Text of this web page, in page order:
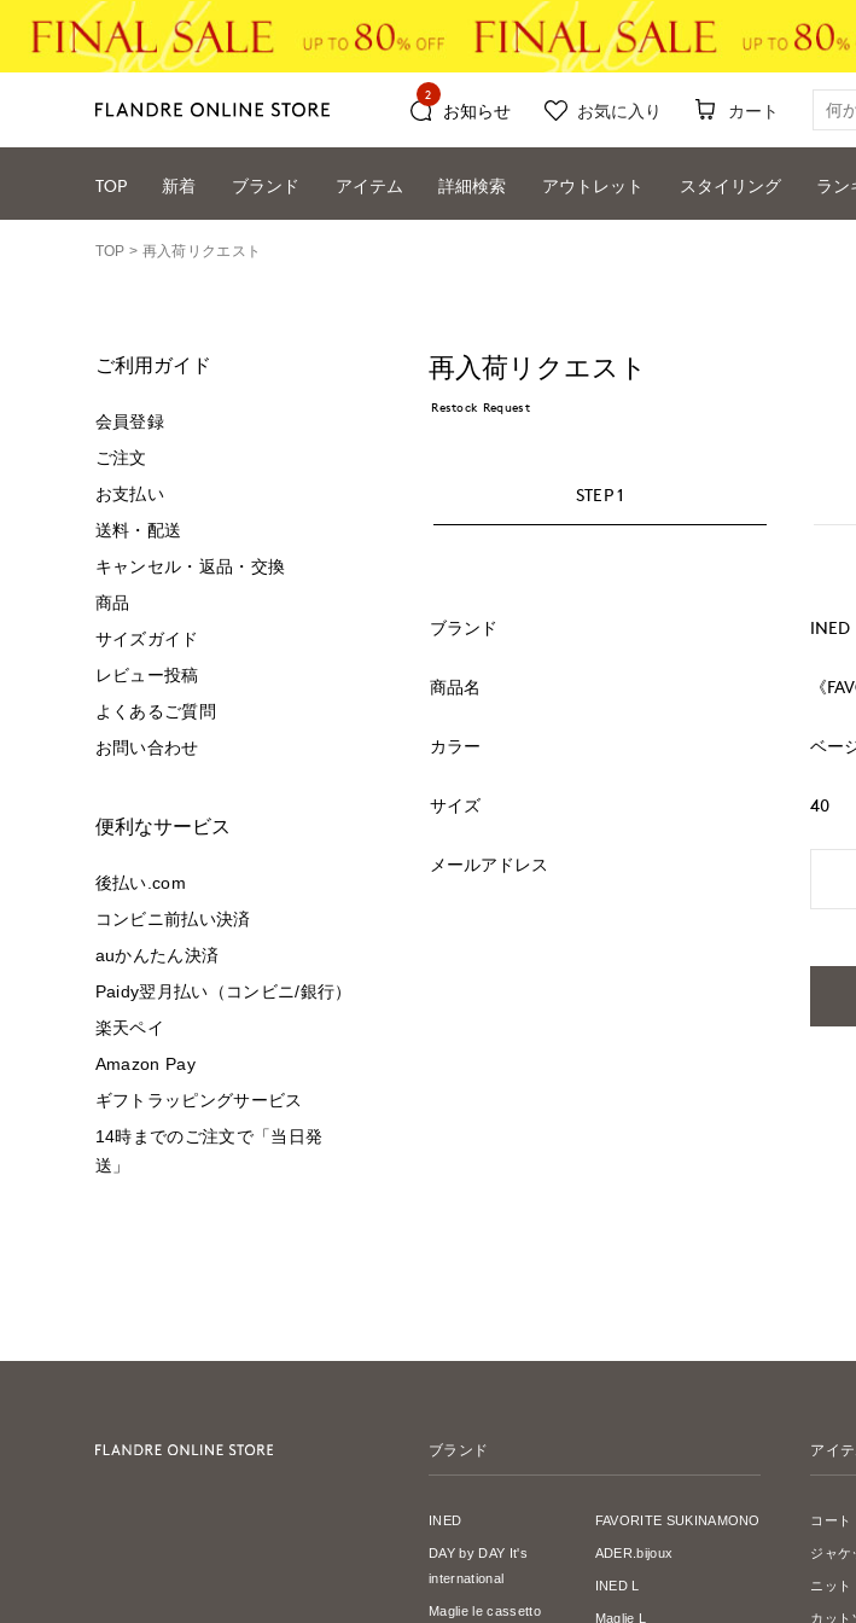
お知らせ
2
お気に入り カート
TOP 新着 ブランド アイテム 詳細検索 アウトレット スタイリング ラン
TOP 再入荷リクエスト
再入荷リクエスト
Restock Request
STEP 1
ブランド INED
商品名 《
カラー ベー
サイズ 40
メールアドレス
ご利用ガイド
会員登録
ご注文
お支払い
送料・配送
キャンセル・返品・交換
商品
サイズガイド
レビュー投稿
よくあるご質問
お問い合わせ
便利なサービス
後払い.com
コンビニ前払い決済
auかんたん決済
Paidy翌月払い（コンビニ/銀行）
楽天ペイ
Amazon Pay
ギフトラッピングサービス
14時までのご注文で「当日発
送」
ブランド
INED
DAY by DAY It's
international
Maglie le cassetto
FAVORITE SUKINAMONO
ADER.bijoux
INED L
Maglie L
アイ
コート
ジャケ
ニット
カット